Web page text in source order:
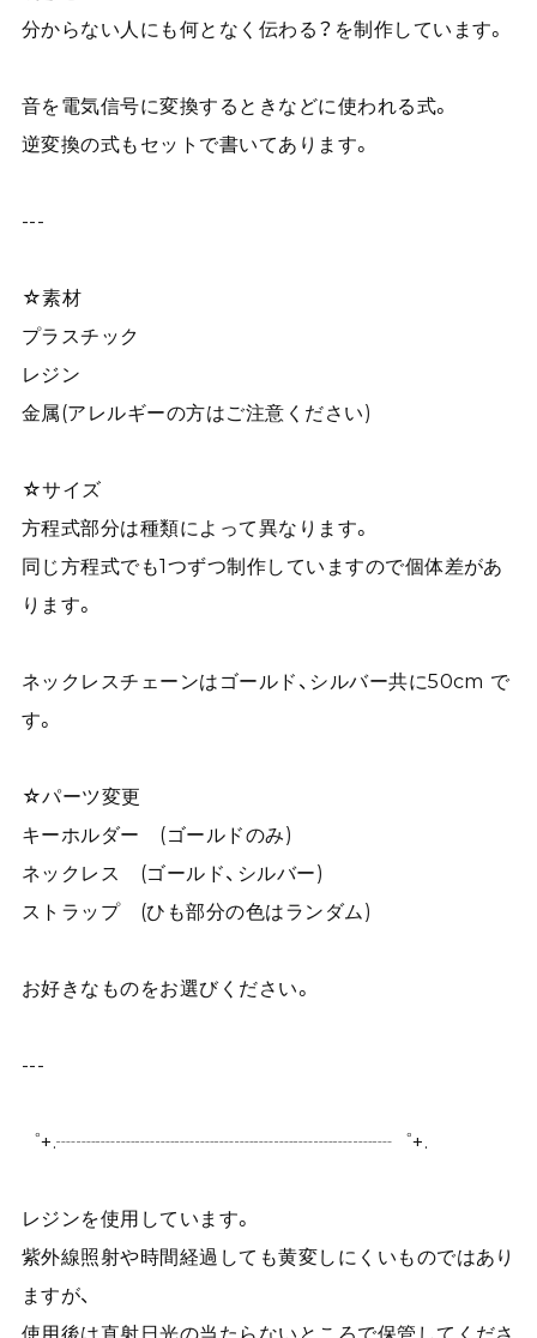
分からない人にも何となく伝わる？を制作しています。
音を電気信号に変換するときなどに使われる式。
逆変換の式もセットで書いてあります。
---
☆素材
プラスチック
レジン
金属(アレルギーの方はご注意ください)
☆サイズ
方程式部分は種類によって異なります。
同じ方程式でも1つずつ制作していますので個体差があ
ります。
ネックレスチェーンはゴールド、シルバー共に50cm で
す。
☆パーツ変更
キーホルダー (ゴールドのみ)
ネックレス (ゴールド、シルバー)
ストラップ (ひも部分の色はランダム)
お好きなものをお選びください。
---
゜+.┈┈┈┈┈┈┈┈┈┈┈┈┈┈┈┈┈゜+.
レジンを使用しています。
紫外線照射や時間経過しても黄変しにくいものではあり
ますが、